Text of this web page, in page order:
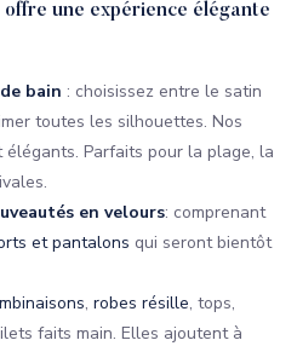
une expérience élégante
bain : choisissez entre le satin
toutes les silhouettes. Nos
Parfaits pour la plage, la
en velours: comprenant
et pantalons qui seront bientôt
, robes résille, tops,
faits main. Elles ajoutent à